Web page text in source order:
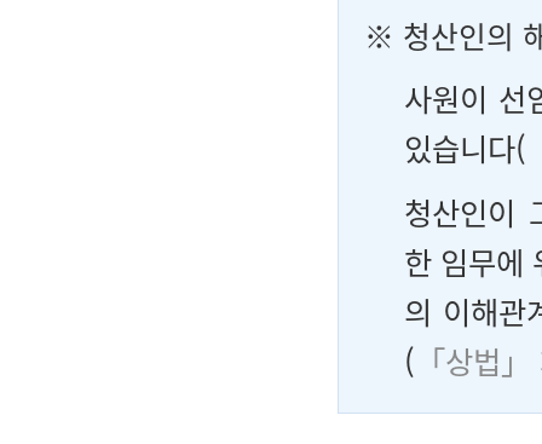
※ 청산인의
사원이 선
있습니다(
청산인이
한 임무에
의 이해관
( 「상법